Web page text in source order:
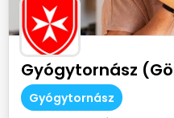
Gyógytornász
Gyógytornász